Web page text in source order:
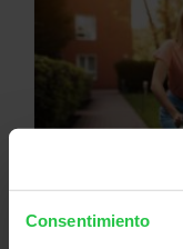
Consentimiento